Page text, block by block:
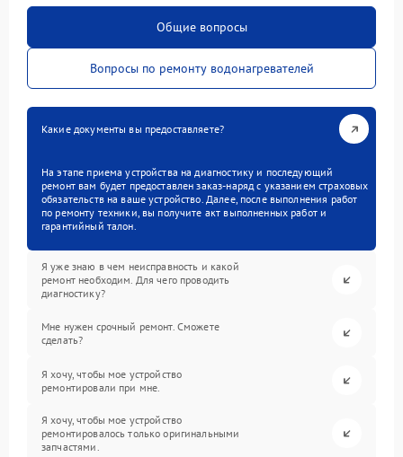
Общие вопросы
Вопросы по ремонту водонагревателей
Какие документы вы предоставляете?
На этапе приема устройства на диагностику и последующий
ремонт вам будет предоставлен заказ-наряд с указанием страховых
обязательств на ваше устройство. Далее, после выполнения работ
по ремонту техники, вы получите акт выполненных работ и
гарантийный талон.
Я уже знаю в чем неисправность и какой
ремонт необходим. Для чего проводить
диагностику?
Мне нужен срочный ремонт. Сможете
сделать?
Я хочу, чтобы мое устройство
ремонтировали при мне.
Я хочу, чтобы мое устройство
ремонтировалось только оригинальными
запчастями.